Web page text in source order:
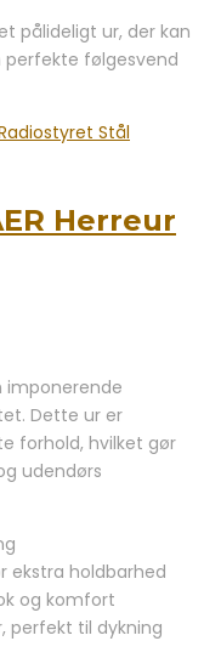
pålideligt ur, der kan
perfekte følgesvend
Herreur
imponerende
Dette ur er
forhold, hvilket gør
udendørs
ekstra holdbarhed
og komfort
perfekt til dykning